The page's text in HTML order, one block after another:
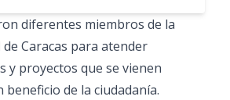
diferentes miembros de la
Caracas para atender
y proyectos que se vienen
de la ciudadanía.